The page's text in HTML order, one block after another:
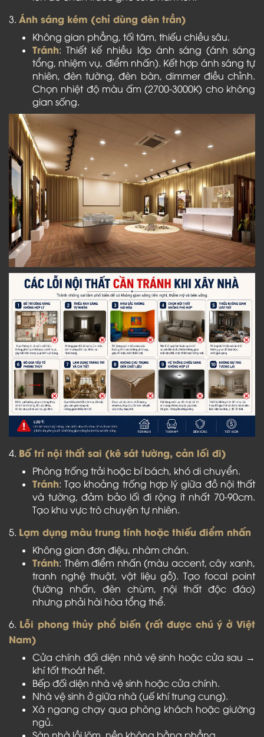
3. Ánh sáng kém (chỉ dùng đèn trần)
Không gian phẳng, tối tăm, thiếu chiều sâu.
Tránh: Thiết kế nhiều lớp ánh sáng (ánh sáng
tổng, nhiệm vụ, điểm nhấn). Kết hợp ánh sáng tự
nhiên, đèn tường, đèn bàn, dimmer điều chỉnh.
Chọn nhiệt độ màu ấm (2700-3000K) cho không
gian sống.
4. Bố trí nội thất sai (kê sát tường, cản lối đi)
Phòng trống trải hoặc bí bách, khó di chuyển.
Tránh: Tạo khoảng trống hợp lý giữa đồ nội thất
và tường, đảm bảo lối đi rộng ít nhất 70-90cm.
Tạo khu vực trò chuyện tự nhiên.
5. Lạm dụng màu trung tính hoặc thiếu điểm nhấn
Không gian đơn điệu, nhàm chán.
Tránh: Thêm điểm nhấn (màu accent, cây xanh,
tranh nghệ thuật, vật liệu gỗ). Tạo focal point
(tường nhấn, đèn chùm, nội thất độc đáo)
nhưng phải hài hòa tổng thể.
6. Lỗi phong thủy phổ biến (rất được chú ý ở Việt
Nam)
Cửa chính đối diện nhà vệ sinh hoặc cửa sau →
khí tốt thoát hết.
Bếp đối diện nhà vệ sinh hoặc cửa chính.
Nhà vệ sinh ở giữa nhà (uế khí trung cung).
Xà ngang chạy qua phòng khách hoặc giường
ngủ.